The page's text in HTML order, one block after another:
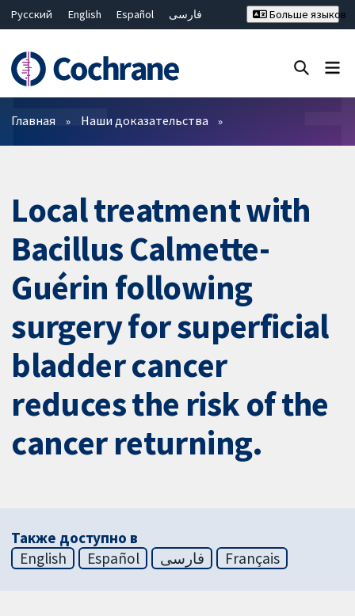
Русский English Español
فارسی
Bahasa Malaysia
ไทย
繁體中文
简体中文
Больше языков
Фильтры
Главная Наши доказательства
Local treatment with
Bacillus Calmette-
Guérin following
surgery for superficial
bladder cancer
reduces the risk of the
cancer returning.
Также доступно в
English
Español فارسی Français